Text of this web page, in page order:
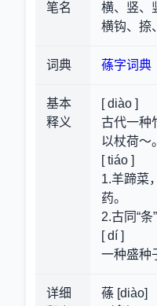
笔名
横、竖、
横钩、捺
词典 蓧字词典
基本
释义
[ diào ]
古代一种
以杖荷～
[ tiáo ]
1.羊蹄菜
药。
2.古同“条”
[ dí ]
一种盛种
详细
蓧 [diào]